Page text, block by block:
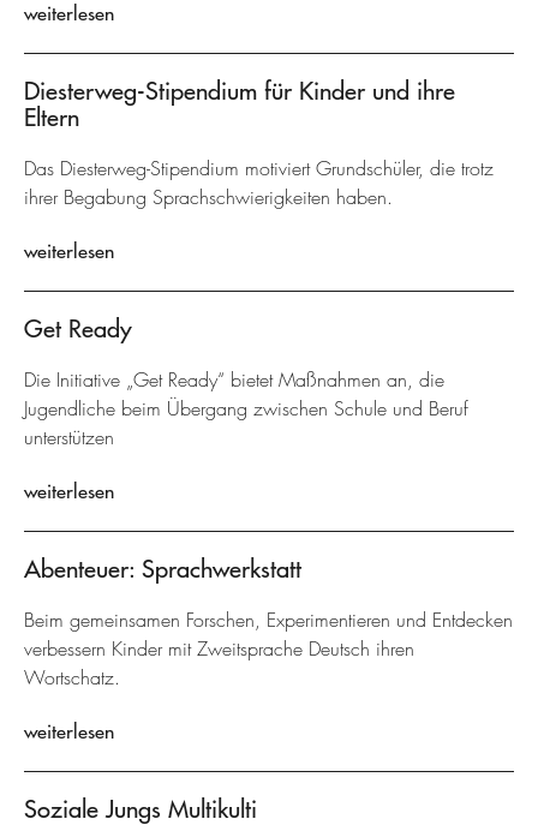
weiterlesen
Diesterweg-Stipendium für Kinder und ihre
Eltern
Das Diesterweg-Stipendium motiviert Grundschüler, die trotz
ihrer Begabung Sprachschwierigkeiten haben.
weiterlesen
Get Ready
Die Initiative „Get Ready“ bietet Maßnahmen an, die
Jugendliche beim Übergang zwischen Schule und Beruf
unterstützen
weiterlesen
Abenteuer: Sprachwerkstatt
Beim gemeinsamen Forschen, Experimentieren und Entdecken
verbessern Kinder mit Zweitsprache Deutsch ihren
Wortschatz.
weiterlesen
Soziale Jungs Multikulti